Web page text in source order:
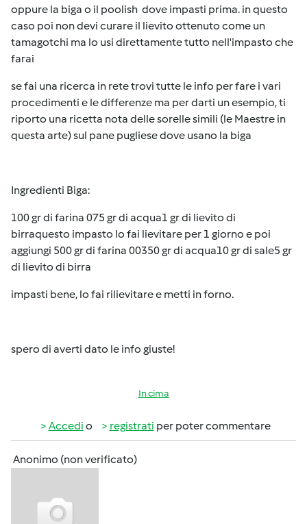
oppure la biga o il poolish dove impasti prima. in questo
caso poi non devi curare il lievito ottenuto come un
tamagotchi ma lo usi direttamente tutto nell'impasto che
farai
se fai una ricerca in rete trovi tutte le info per fare i vari
procedimenti e le differenze ma per darti un esempio, ti
riporto una ricetta nota delle sorelle simili (le Maestre in
questa arte) sul pane pugliese dove usano la biga
Ingredienti Biga:
100 gr di farina 075 gr di acqua1 gr di lievito di
birraquesto impasto lo fai lievitare per 1 giorno e poi
aggiungi 500 gr di farina 00350 gr di acqua10 gr di sale5 gr
di lievito di birra
impasti bene, lo fai rilievitare e metti in forno.
spero di averti dato le info giuste!
In cima
Accedi o registrati per poter commentare
Anonimo (non verificato)